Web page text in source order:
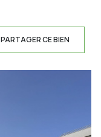
PARTAGER CE BIEN